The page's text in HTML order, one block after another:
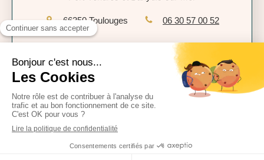
66350 Toulouges 06 30 57 00 52
Mentions légales
Politique de confidentialité
CGU